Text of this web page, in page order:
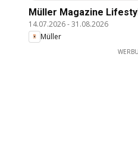
Müller Magazine
14.07.2026-31.08.2026
Müller